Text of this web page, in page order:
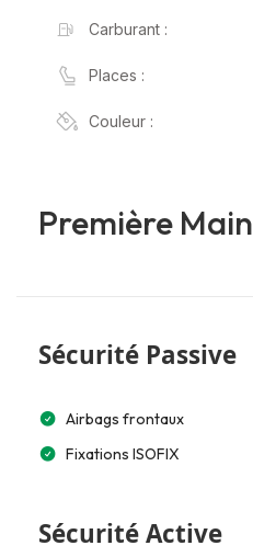
Carburant :
Places :
Couleur :
Première Main
Sécurité Passive
Airbags frontaux
Fixations ISOFIX
Sécurité Active